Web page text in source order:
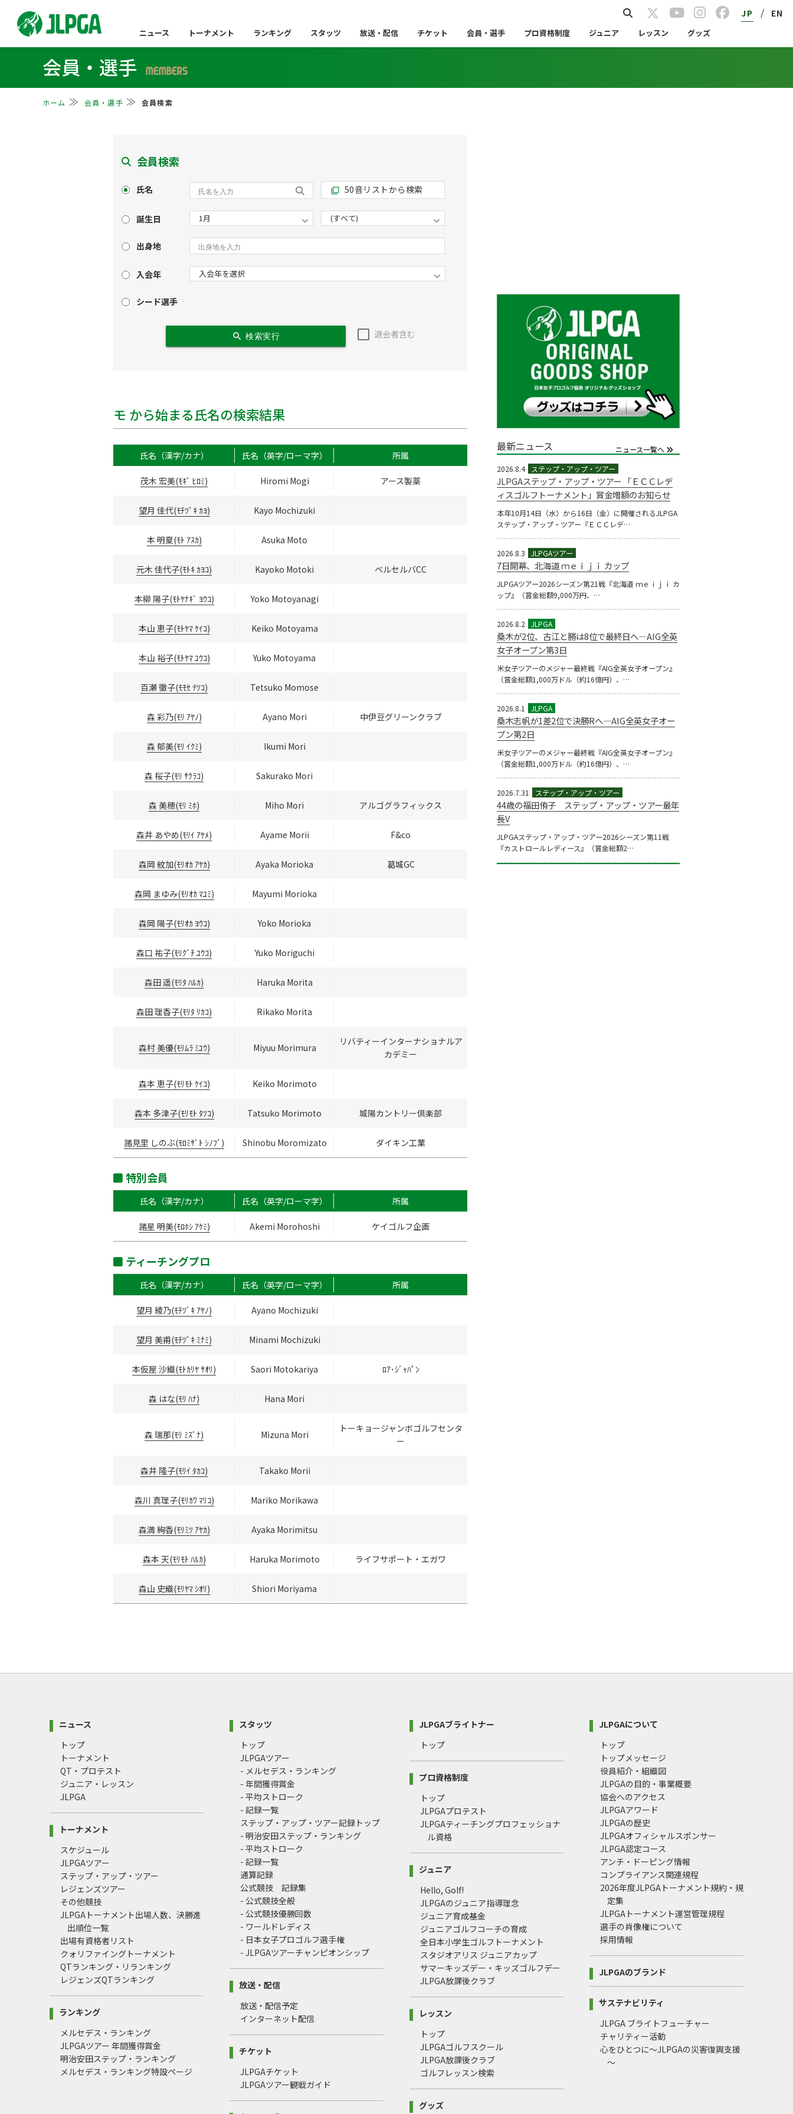
JP / EN
ニュース トーナメント ランキング スタッツ 放送・配信 チケット 会員・選手 プロ資格制度 ジュニア レッスン グッズ
会員・選手 MEMBERS
ホーム 会員・選手 会員検索
会員検索
氏名 filter_none 50音リストから検索
誕生日
出身地
入会年
シード選手
search 検索実行 退会者含む
モ から始まる氏名の検索結果
氏名（漢字/カナ） 氏名（英字/ローマ字） 所属
茂木 宏美(ﾓｷﾞ ﾋﾛﾐ) Hiromi Mogi アース製薬
望月 佳代(ﾓﾁﾂﾞｷ ｶﾖ) Kayo Mochizuki
本 明夏(ﾓﾄ ｱｽｶ) Asuka Moto
元木 佳代子(ﾓﾄｷ ｶﾖｺ) Kayoko Motoki ベルセルバCC
本柳 陽子(ﾓﾄﾔﾅｷﾞ ﾖｳｺ) Yoko Motoyanagi
本山 恵子(ﾓﾄﾔﾏ ｹｲｺ) Keiko Motoyama
本山 裕子(ﾓﾄﾔﾏ ﾕｳｺ) Yuko Motoyama
百瀬 徹子(ﾓﾓｾ ﾃﾂｺ) Tetsuko Momose
森 彩乃(ﾓﾘ ｱﾔﾉ) Ayano Mori 中伊豆グリーンクラブ
森 郁美(ﾓﾘ ｲｸﾐ) Ikumi Mori
森 桜子(ﾓﾘ ｻｸﾗｺ) Sakurako Mori
森 美穂(ﾓﾘ ﾐﾎ) Miho Mori アルゴグラフィックス
森井 あやめ(ﾓﾘｲ ｱﾔﾒ) Ayame Morii F&co
森岡 紋加(ﾓﾘｵｶ ｱﾔｶ) Ayaka Morioka 葛城GC
森岡 まゆみ(ﾓﾘｵｶ ﾏﾕﾐ) Mayumi Morioka
森岡 陽子(ﾓﾘｵｶ ﾖｳｺ) Yoko Morioka
森口 祐子(ﾓﾘｸﾞﾁ ﾕｳｺ) Yuko Moriguchi
森田 遥(ﾓﾘﾀ ﾊﾙｶ) Haruka Morita
森田 理香子(ﾓﾘﾀ ﾘｶｺ) Rikako Morita
森村 美優(ﾓﾘﾑﾗ ﾐﾕｳ) Miyuu Morimura
リバティーインターナショナルア
カデミー
森本 恵子(ﾓﾘﾓﾄ ｹｲｺ) Keiko Morimoto
森本 多津子(ﾓﾘﾓﾄ ﾀﾂｺ) Tatsuko Morimoto 城陽カントリー倶楽部
諸見里 しのぶ(ﾓﾛﾐｻﾞﾄ ｼﾉﾌﾞ) Shinobu Moromizato ダイキン工業
特別会員
氏名（漢字/カナ） 氏名（英字/ローマ字） 所属
諸星 明美(ﾓﾛﾎｼ ｱｹﾐ) Akemi Morohoshi ケイゴルフ企画
ティーチングプロ
氏名（漢字/カナ） 氏名（英字/ローマ字） 所属
望月 綾乃(ﾓﾁﾂﾞｷ ｱﾔﾉ) Ayano Mochizuki
望月 美甫(ﾓﾁﾂﾞｷ ﾐﾅﾐ) Minami Mochizuki
本仮屋 沙織(ﾓﾄｶﾘﾔ ｻｵﾘ) Saori Motokariya ﾛｱ･ｼﾞｬﾊﾟﾝ
森 はな(ﾓﾘ ﾊﾅ) Hana Mori
森 瑞那(ﾓﾘ ﾐｽﾞﾅ) Mizuna Mori
トーキョージャンボゴルフセンタ
ー
森井 隆子(ﾓﾘｲ ﾀｶｺ) Takako Morii
森川 真理子(ﾓﾘｶﾜ ﾏﾘｺ) Mariko Morikawa
森満 絢香(ﾓﾘﾐﾂ ｱﾔｶ) Ayaka Morimitsu
森本 天(ﾓﾘﾓﾄ ﾊﾙｶ) Haruka Morimoto ライフサポート・エガワ
森山 史織(ﾓﾘﾔﾏ ｼｵﾘ) Shiori Moriyama
最新ニュース
ニュース一覧へ
2026.8.4
JLPGAステップ・アップ・ツアー 「ＥＣＣレデ
ィスゴルフトーナメント」賞金増額のお知らせ
本年10月14日（水）から16日（金）に開催されるJLPGA
ステップ・アップ・ツアー『ＥＣＣレデ…
2026.8.3
7日開幕、北海道 ｍｅｉｊｉ カップ
JLPGAツアー2026シーズン第21戦『北海道 ｍｅｉｊｉ カ
ップ』（賞金総額9,000万円、…
2026.8.2
桑木が2位、古江と勝は8位で最終日へ―AIG全英
女子オープン第3日
米女子ツアーのメジャー最終戦『AIG全英女子オープン』
（賞金総額1,000万ドル（約16億円）、…
2026.8.1
桑木志帆が1差2位で決勝Rへ―AIG全英女子オー
プン第2日
米女子ツアーのメジャー最終戦『AIG全英女子オープン』
（賞金総額1,000万ドル（約16億円）、…
2026.7.31
44歳の福田侑子 ステップ・アップ・ツアー最年
長V
JLPGAステップ・アップ・ツアー2026シーズン第11戦
『カストロールレディース』（賞金総額2…
ニュース
トップ
トーナメント
QT・プロテスト
ジュニア・レッスン
JLPGA
トーナメント
スケジュール
JLPGAツアー
ステップ・アップ・ツアー
レジェンズツアー
その他競技
JLPGAトーナメント出場人数、決勝進
出順位一覧
出場有資格者リスト
クォリファイングトーナメント
QTランキング・リランキング
レジェンズQTランキング
ランキング
メルセデス・ランキング
JLPGAツアー 年間獲得賞金
明治安田ステップ・ランキング
メルセデス・ランキング特設ページ
スタッツ
トップ
JLPGAツアー
- メルセデス・ランキング
- 年間獲得賞金
- 平均ストローク
- 記録一覧
ステップ・アップ・ツアー記録トップ
- 明治安田ステップ・ランキング
- 平均ストローク
- 記録一覧
通算記録
公式競技 記録集
- 公式競技全般
- 公式競技優勝回数
- ワールドレディス
- 日本女子プロゴルフ選手権
- JLPGAツアーチャンピオンシップ
放送・配信
放送・配信予定
インターネット配信
チケット
JLPGAチケット
JLPGAツアー観戦ガイド
JLPGAブライトナー
トップ
プロ資格制度
トップ
JLPGAプロテスト
JLPGAティーチングプロフェッショナ
ル資格
ジュニア
Hello, Golf!
JLPGAのジュニア指導理念
ジュニア育成基金
ジュニアゴルフコーチの育成
全日本小学生ゴルフトーナメント
スタジオアリス ジュニアカップ
サマーキッズデー・キッズゴルフデー
JLPGA放課後クラブ
レッスン
トップ
JLPGAゴルフスクール
JLPGA放課後クラブ
ゴルフレッスン検索
グッズ
JLPGAについて
トップ
トップメッセージ
役員紹介・組織図
JLPGAの目的・事業概要
協会へのアクセス
JLPGAアワード
JLPGAの歴史
JLPGAオフィシャルスポンサー
JLPGA認定コース
アンチ・ドーピング情報
コンプライアンス関連規程
2026年度JLPGAトーナメント規約・規
定集
JLPGAトーナメント運営管理規程
選手の肖像権について
採用情報
JLPGAのブランド
サステナビリティ
JLPGA ブライトフューチャー
チャリティー活動
心をひとつに～JLPGAの災害復興支援
～